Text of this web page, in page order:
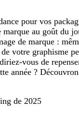
pour vos
marque au goût du
de marque :
votre graphisme
vous de
année ?
de 2025